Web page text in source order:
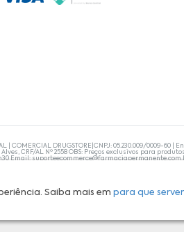
Saiba mais empara que
DRUGSTORE|CNPJ: 05.230.009/0009-60 |
CRF/AL Nº 2558 OBS: Preços exclusivos para
Email:
de um profissional da área médica. Apenas
um médico deve ser consultado. A
com tranquilidade. A privacidade e a
de produto em nosso estoque.